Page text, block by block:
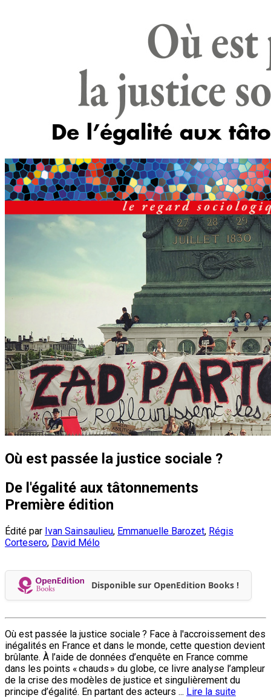
Où est passée la justice sociale ?
De l'égalité aux tâtonnements
Première édition
Édité par Ivan Sainsaulieu, Emmanuelle Barozet, Régis
Cortesero, David Mélo
Disponible sur OpenEdition Books !
Où est passée la justice sociale ? Face à l'accroissement des
inégalités en France et dans le monde, cette question devient
brûlante. À l’aide de données d’enquête en France comme
dans les points « chauds » du globe, ce livre analyse l’ampleur
de la crise des modèles de justice et singulièrement du
principe d’égalité. En partant des acteurs ... Lire la suite